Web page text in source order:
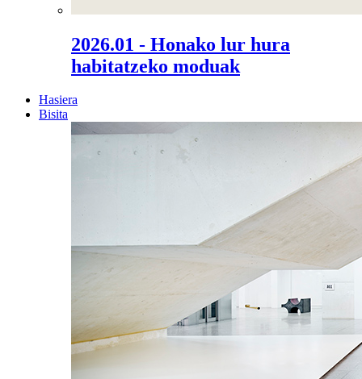
2026.01 - Honako lur hura
habitatzeko moduak
Hasiera
Bisita